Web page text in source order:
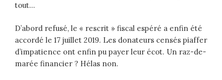
tout…
D’abord refusé, le « rescrit » fiscal espéré a enfin été
accordé le 17 juillet 2019. Les donateurs censés piaffer
d’impatience ont enfin pu payer leur écot. Un raz-de-
marée financier ? Hélas non.